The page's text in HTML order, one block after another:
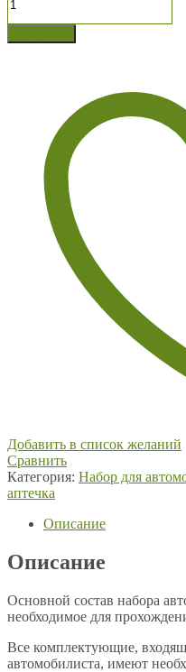
Добавить в список желаний
Сравнить
Категория: Набор для
аптечка
Описание
Описание
Основной состав набора
необходимое для
Все комплектующие,
автомобилиста, имеют